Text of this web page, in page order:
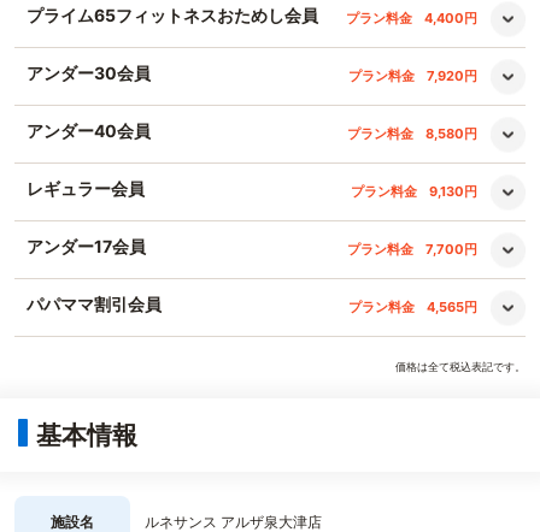
プライム65フィットネスおためし会員 プラン料金 4,400円
アンダー30会員 プラン料金 7,920円
アンダー40会員 プラン料金 8,580円
レギュラー会員 プラン料金 9,130円
アンダー17会員 プラン料金 7,700円
パパママ割引会員 プラン料金 4,565円
価格は全て税込表記です。
基本情報
施設名 ルネサンス アルザ泉大津店